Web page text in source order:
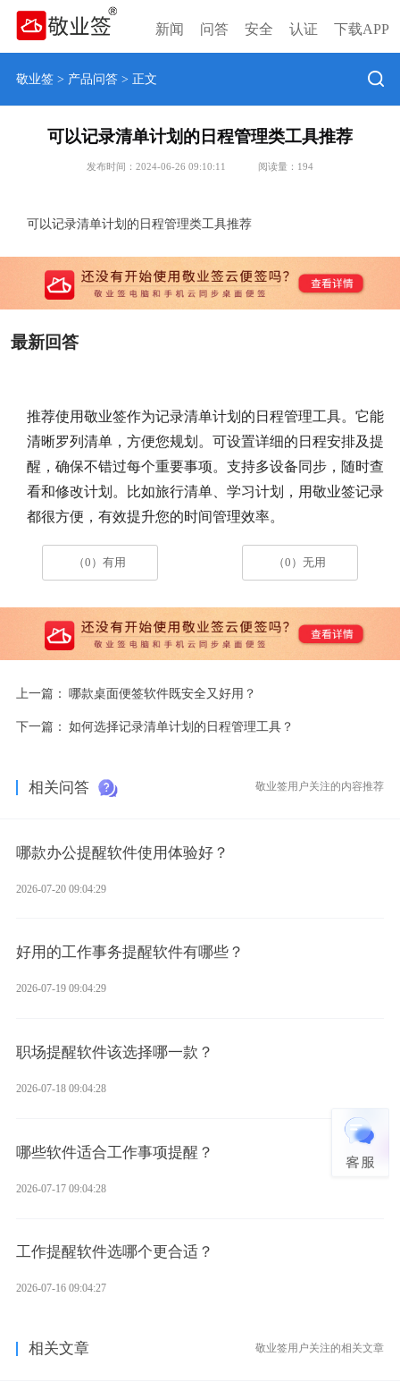
新闻 问答 安全 认证 下载APP
敬业签> 产品问答> 正文
可以记录清单计划的日程管理类工具推荐
发布时间：2024-06-26 09:10:11 阅读量： 194
可以记录清单计划的日程管理类工具推荐
最新回答
推荐使用敬业签作为记录清单计划的日程管理工具。它能
清晰罗列清单，方便您规划。可设置详细的日程安排及提
醒，确保不错过每个重要事项。支持多设备同步，随时查
看和修改计划。比如旅行清单、学习计划，用敬业签记录
都很方便，有效提升您的时间管理效率。
（0）有用 （0）无用
上一篇： 哪款桌面便签软件既安全又好用？
下一篇： 如何选择记录清单计划的日程管理工具？
相关问答 敬业签用户关注的内容推荐
哪款办公提醒软件使用体验好？
2026-07-20 09:04:29
好用的工作事务提醒软件有哪些？
2026-07-19 09:04:29
职场提醒软件该选择哪一款？
2026-07-18 09:04:28
哪些软件适合工作事项提醒？
2026-07-17 09:04:28
工作提醒软件选哪个更合适？
2026-07-16 09:04:27
相关文章 敬业签用户关注的相关文章